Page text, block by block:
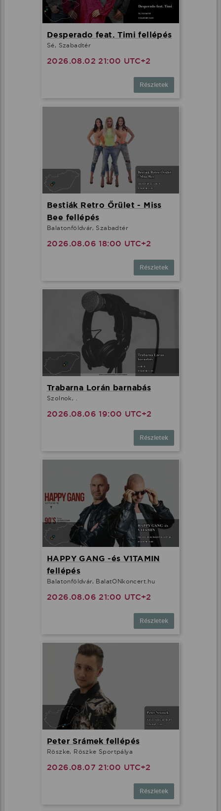
Desperado feat. Timi fellépés
Sé, Szabadtér
2026.08.02 21:00 UTC+2
Részletek
Bestiák Retro Őrület - Miss
Bee fellépés
Balatonföldvár, Szabadtér
2026.08.06 18:00 UTC+2
Részletek
Trabarna Lorán barnabás
Szolnok, .
2026.08.06 19:00 UTC+2
Részletek
HAPPY GANG -és V1TAMIN
fellépés
Balatonföldvár, BalatONkoncert.hu
2026.08.06 21:00 UTC+2
Részletek
Peter Srámek fellépés
Röszke, Röszke Sportpálya
2026.08.07 21:00 UTC+2
Részletek